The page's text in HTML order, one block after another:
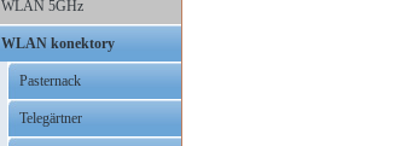
WLAN 5GHz
WLAN konektory
Pasternack
Telegärtner